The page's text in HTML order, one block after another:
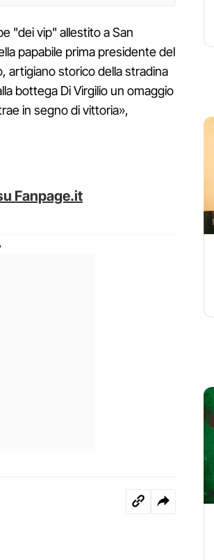
"dei vip" allestito a San
papabile prima presidente del
artigiano storico della stradina
bottega Di Virgilio un omaggio
in segno di vittoria»,
Fanpage.it